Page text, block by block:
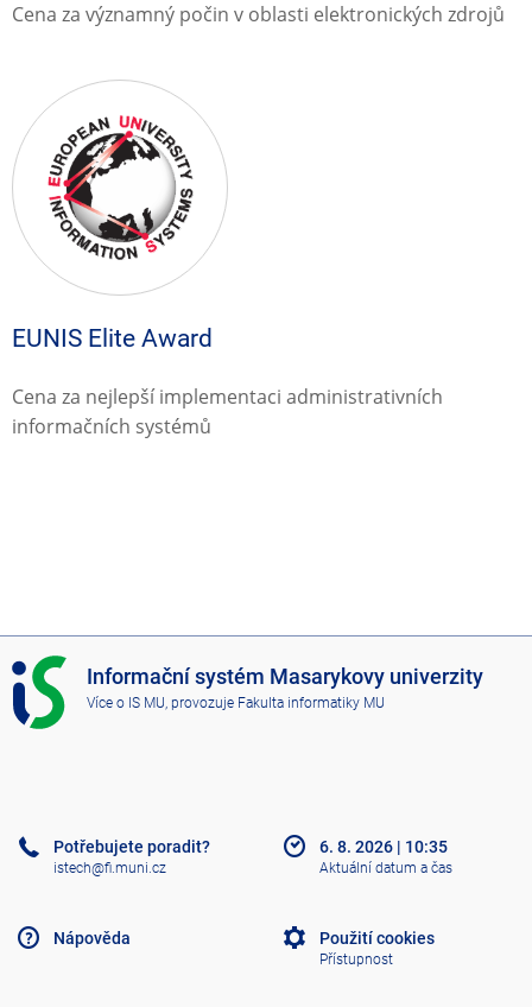
Cena za významný počin v oblasti elektronických zdrojů
EUNIS Elite Award
Cena za nejlepší implementaci administrativních
informačních systémů
I
S
M
Informační systém Masarykovy univerzity
Více o IS MU, provozuje Fakulta informatiky MU
Potřebujete poradit?
istech@fi.muni.cz
Nápověda
6. 8. 2026 | 10:35
Aktuální datum a čas
Použití cookies
Přístupnost